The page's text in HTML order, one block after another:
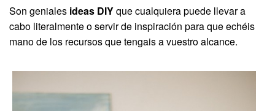
Son geniales ideas DIYque cualquiera puede llevar a
cabo literalmente o servir de inspiración para que echéis
mano de los recursos que tengais a vuestro alcance.